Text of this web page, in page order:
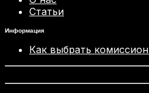
Статьи
Информация
Как выбрать